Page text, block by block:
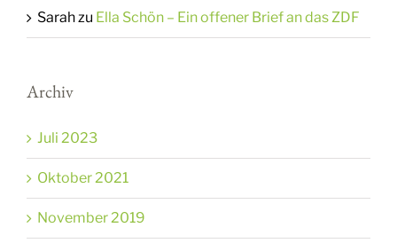
Sarahzu Ella Schön – Ein offener Brief an das ZDF
Archiv
Juli 2023
Oktober 2021
November 2019